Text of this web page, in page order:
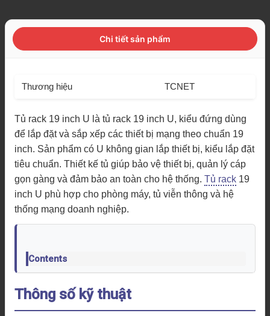
Chi tiết sản phẩm
Thương hiệu TCNET
Tủ rack 19 inch U là tủ rack 19 inch U, kiểu đứng dùng
để lắp đặt và sắp xếp các thiết bị mạng theo chuẩn 19
inch. Sản phẩm có U không gian lắp thiết bị, kiểu lắp đặt
tiêu chuẩn. Thiết kế tủ giúp bảo vệ thiết bị, quản lý cáp
gọn gàng và đảm bảo an toàn cho hệ thống. Tủ rack 19
inch U phù hợp cho phòng máy, tủ viễn thông và hệ
thống mạng doanh nghiệp.
Contents
Thông số kỹ thuật